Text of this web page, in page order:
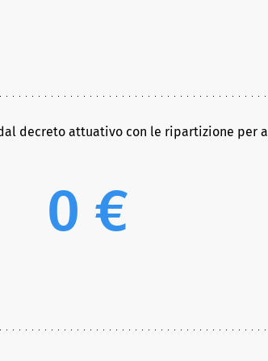
decreto attuativo con le ripartizione per
0 €